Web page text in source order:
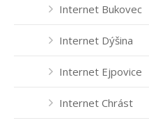
Internet Bukovec
Internet Dýšina
Internet Ejpovice
Internet Chrást